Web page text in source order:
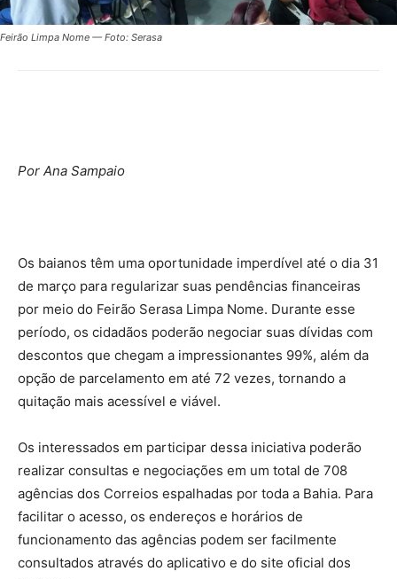
Feirão Limpa Nome — Foto: Serasa
Por Ana Sampaio
Os baianos têm uma oportunidade imperdível até o dia 31
de março para regularizar suas pendências financeiras
por meio do Feirão Serasa Limpa Nome. Durante esse
período, os cidadãos poderão negociar suas dívidas com
descontos que chegam a impressionantes 99%, além da
opção de parcelamento em até 72 vezes, tornando a
quitação mais acessível e viável.
Os interessados em participar dessa iniciativa poderão
realizar consultas e negociações em um total de 708
agências dos Correios espalhadas por toda a Bahia. Para
facilitar o acesso, os endereços e horários de
funcionamento das agências podem ser facilmente
consultados através do aplicativo e do site oficial dos